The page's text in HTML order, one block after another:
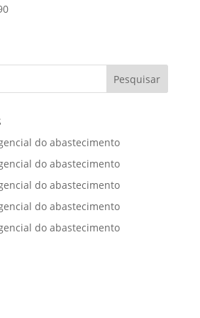
do abastecimento
do abastecimento
do abastecimento
do abastecimento
do abastecimento